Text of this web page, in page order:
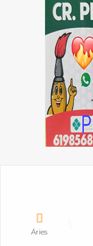
Áries